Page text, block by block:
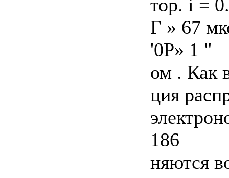
тор. і =
Г » 67
'0P» 1 "
ом . Как
ция
186
няются